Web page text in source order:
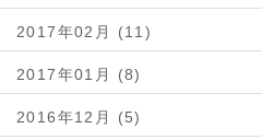
2017年02月 (11)
2017年01月 (8)
2016年12月 (5)